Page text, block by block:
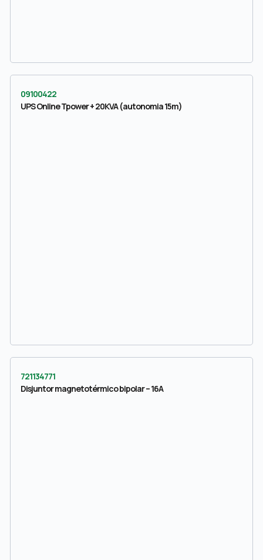
09100422
UPS Online Tpower + 20KVA (autonomia 15m)
721134771
Disjuntor magnetotérmico bipolar – 16A